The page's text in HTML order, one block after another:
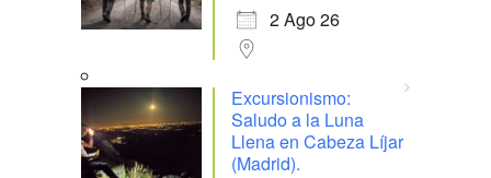
2 Ago 26
Excursionismo:
Saludo a la Luna
Llena en Cabeza Líjar
(Madrid).